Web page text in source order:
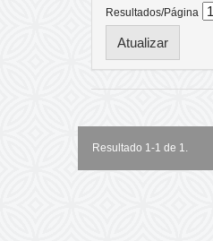
Resultados/Página
Resultado 1-1 de 1.